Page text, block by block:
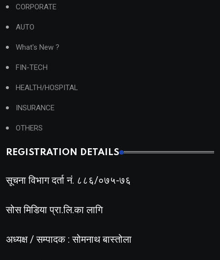
CORPORATE
AUTO
What's New ?
FIN-TECH
HEALTH/HOSPITAL
INSURANCE
OTHERS
REGISTRATION DETAILS
सूचना विभाग दर्ता नं. ८८६/०७५-७६
सोस मिडिया प्रा.लि.का लागि
अध्यक्ष / सम्पादक : सोमनाथ बास्तोला